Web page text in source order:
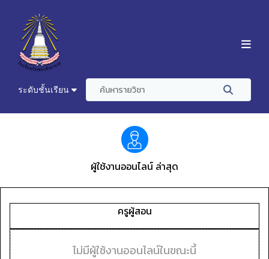
ระดับชั้นเรียน
ผู้ใช้งานออนไลน์ ล่าสุด
ครูผู้สอน
ไม่มีผู้ใช้งานออนไลน์ในขณะนี้